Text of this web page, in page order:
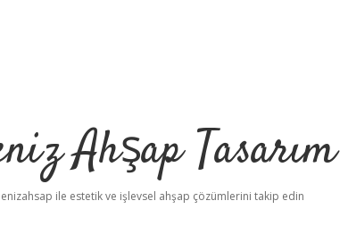
Ahşap Tasarım
ile estetik ve işlevsel ahşap çözümlerini takip edin